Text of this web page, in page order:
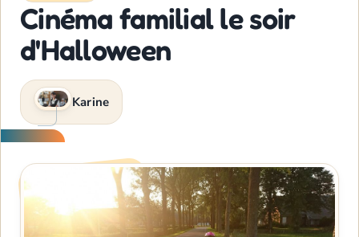
Cinéma familial le soir
d'Halloween
Karine